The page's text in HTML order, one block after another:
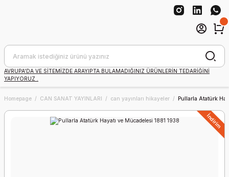
AVRUPA'DA VE SİTEMİZDE ARAYIPTA BULAMADIĞINIZ ÜRÜNLERİN TEDARİĞİNİ
YAPIYORUZ .
Homepage CAN SANAT YAYINLARI can yayınları hikayeler Pullarla Atatürk
İndirim